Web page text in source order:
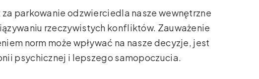
parkowanie odzwierciedla nasze wewnętrzne
rzeczywistych konfliktów. Zauważenie
norm może wpływać na nasze decyzje, jest
psychicznej i lepszego samopoczucia.